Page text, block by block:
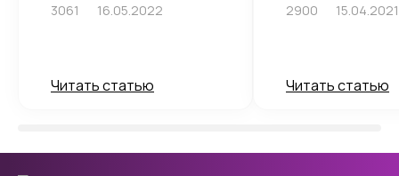
3061 16.05.2022
Читать статью
2900 15.04.2021
Читать статью